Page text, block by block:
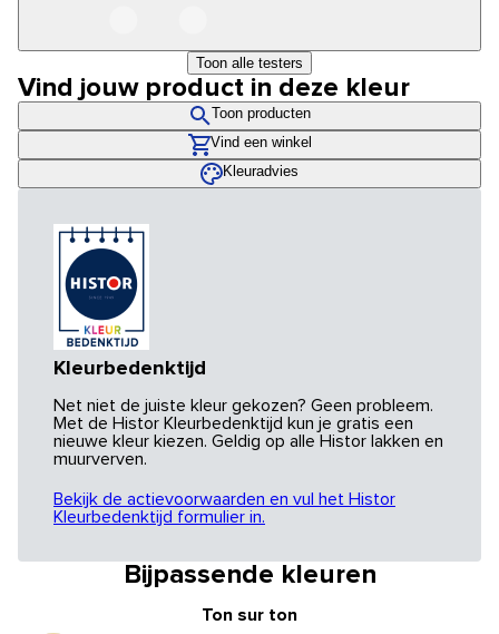
Toon alle testers
Vind jouw product in deze kleur
Toon producten
Vind een winkel
Kleuradvies
Kleurbedenktijd
Net niet de juiste kleur gekozen? Geen probleem.
Met de Histor Kleurbedenktijd kun je gratis een
nieuwe kleur kiezen. Geldig op alle Histor lakken en
muurverven.
Bekijk de actievoorwaarden en vul het Histor
Kleurbedenktijd formulier in.
Bijpassende kleuren
Ton sur ton